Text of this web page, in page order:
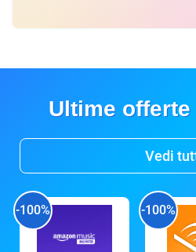
Ultime
Vedi
-100% -100%